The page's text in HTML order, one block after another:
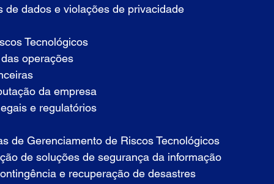
de dados e violações de privacidade
Tecnológicos
operações
da empresa
e regulatórios
de Gerenciamento de Riscos Tecnológicos
de soluções de segurança da informação
e recuperação de desastres